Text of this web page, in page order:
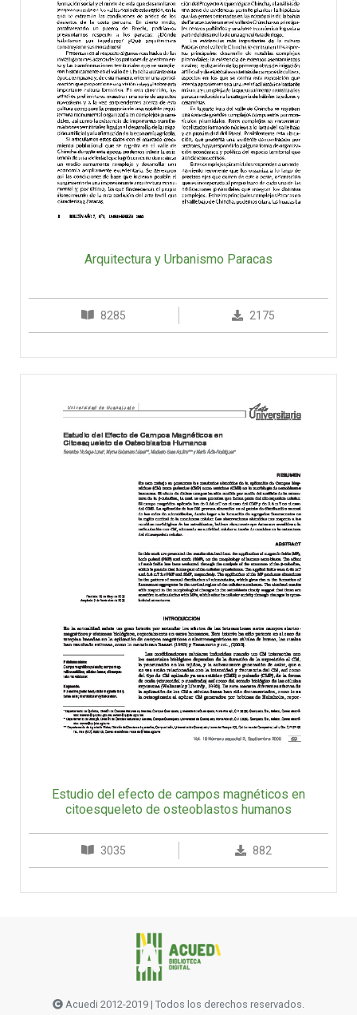
Arquitectura y Urbanismo Paracas
8285 2175
Estudio del efecto de campos magnéticos en
citoesqueleto de osteoblastos humanos
3035 882
Acuedi 2012-2019 | Todos los derechos reservados.